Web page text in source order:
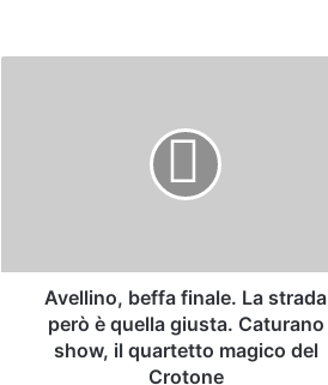
giusta.
CaturanoAvellino, beffa finale. La strada
però è quella giusta. Caturano
show, il quartetto magico del
Crotone